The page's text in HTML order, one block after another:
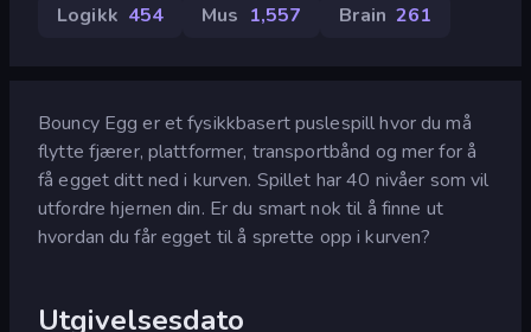
Logikk 454 Mus 1,557 Brain 261
Bouncy Egg er et fysikkbasert puslespill hvor du må
flytte fjærer, plattformer, transportbånd og mer for å
få egget ditt ned i kurven. Spillet har 40 nivåer som vil
utfordre hjernen din. Er du smart nok til å finne ut
hvordan du får egget til å sprette opp i kurven?
Utgivelsesdato